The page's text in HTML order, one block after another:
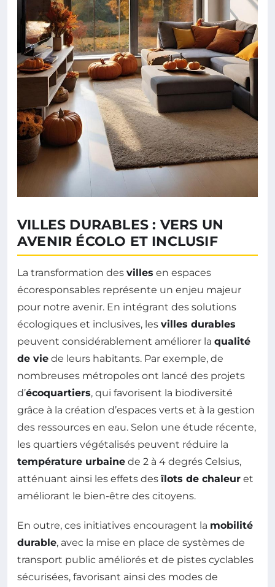
VILLES DURABLES : VERS UN
AVENIR ÉCOLO ET INCLUSIF
La transformation des villes en espaces
écoresponsables représente un enjeu majeur
pour notre avenir. En intégrant des solutions
écologiques et inclusives, les villes durables
peuvent considérablement améliorer la qualité
de vie de leurs habitants. Par exemple, de
nombreuses métropoles ont lancé des projets
d’écoquartiers, qui favorisent la biodiversité
grâce à la création d’espaces verts et à la gestion
des ressources en eau. Selon une étude récente,
les quartiers végétalisés peuvent réduire la
température urbaine de 2 à 4 degrés Celsius,
atténuant ainsi les effets des îlots de chaleur et
améliorant le bien-être des citoyens.
En outre, ces initiatives encouragent la mobilité
durable, avec la mise en place de systèmes de
transport public améliorés et de pistes cyclables
sécurisées, favorisant ainsi des modes de